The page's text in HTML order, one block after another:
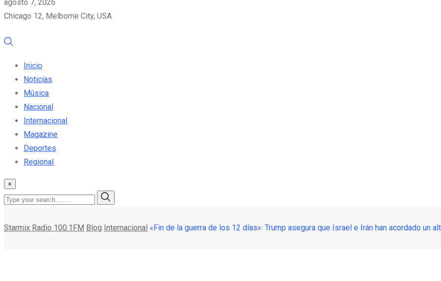
agosto 7, 2026
Chicago 12, Melborne City, USA
Inicio
Noticias
Música
Nacional
Internacional
Magazine
Deportes
Regional
×
Starmix Radio 100.1FM Blog Internacional «Fin de la guerra de los 12 días»: Trump asegura que Israel e Irán han acordado un